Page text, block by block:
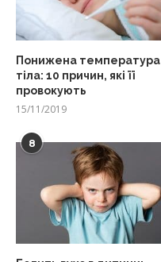
Понижена температура
тіла: 10 причин, які її
провокують
15/11/2019
8